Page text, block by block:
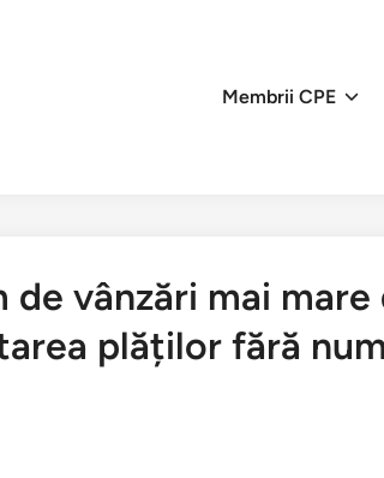
Membrii CPE
de vânzări mai
plăților fără